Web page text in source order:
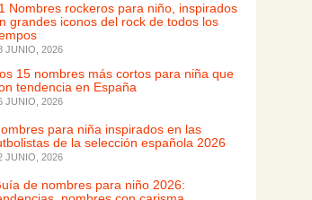
Nombres rockeros para niño, inspirados
grandes iconos del rock de todos los
JUNIO, 2026
15 nombres más cortos para niña que
tendencia en España
JUNIO, 2026
para niña inspirados en las
de la selección española 2026
JUNIO, 2026
de nombres para niño 2026: